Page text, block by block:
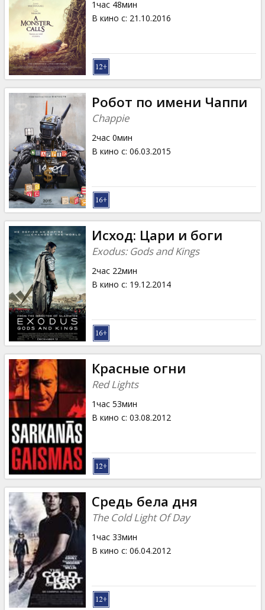
1час 48мин
В кино с: 21.10.2016
Робот по имени Чаппи
Chappie
2час 0мин
В кино с: 06.03.2015
Исход: Цари и боги
Exodus: Gods and Kings
2час 22мин
В кино с: 19.12.2014
Красные огни
Red Lights
1час 53мин
В кино с: 03.08.2012
Средь бела дня
The Cold Light Of Day
1час 33мин
В кино с: 06.04.2012